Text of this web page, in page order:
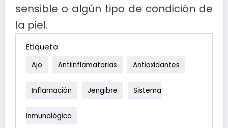
sensible o algún tipo de condición de
la piel.
Etiqueta
Ajo Antiinflamatorias Antioxidantes
Inflamación Jengibre Sistema
Inmunológico